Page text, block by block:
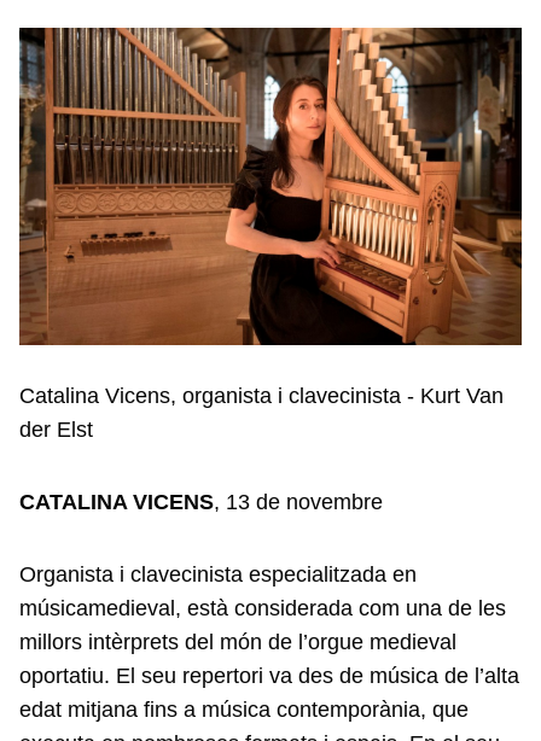
Catalina Vicens, organista i clavecinista - Kurt Van
der Elst
CATALINA VICENS, 13 de novembre
Organista i clavecinista especialitzada en
músicamedieval, està considerada com una de les
millors intèrprets del món de l’orgue medieval
oportatiu. El seu repertori va des de música de l’alta
edat mitjana fins a música contemporània, que